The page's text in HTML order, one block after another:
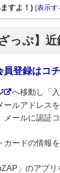
すよ！) [表示す
っぷ】近
登録はコ
へ移動し「
ルアドレス
ールに認証
カードの情報
」のアプ